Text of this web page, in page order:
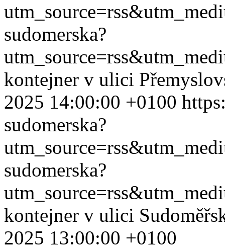
sudomerska?
kontejner v ulici
2025 14:00:00 +0100
sudomerska?
sudomerska?
kontejner v ulici
2025 13:00:00 +0100